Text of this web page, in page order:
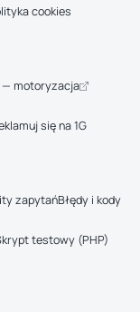
cookies
— motoryzacja
się na 1G
zapytańBłędy i kody
testowy (PHP)